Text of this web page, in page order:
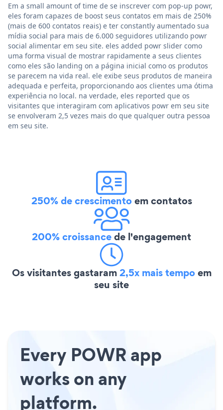
Em a small amount of time de se inscrever com pop-up powr,
eles foram capazes de boost seus contatos em mais de 250%
(mais de 600 contatos reais) e ter constantly aumentado sua
mídia social para mais de 6.000 seguidores utilizando powr
social alimentar em seu site. eles added powr slider como
uma forma visual de mostrar rapidamente a seus clientes
como eles são landing on a página inicial como os produtos
se parecem na vida real. ele exibe seus produtos de maneira
adequada e perfeita, proporcionando aos clientes uma ótima
experiência no local. na verdade, eles reported que os
visitantes que interagiram com aplicativos powr em seu site
se envolveram 2,5 vezes mais do que qualquer outra pessoa
em seu site.
250% de crescimentoem contatos
200% croissancede l'engagement
Os visitantes gastaram2,5x mais tempoem
seu site
Every POWR app
works on any
platform.